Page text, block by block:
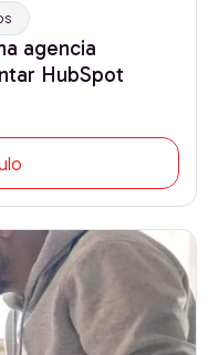
agencia
HubSpot